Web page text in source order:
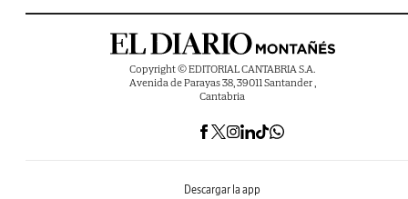
Copyright © EDITORIAL CANTABRIA S.A.
Avenida de Parayas 38, 39011 Santander ,
Cantabria
Descargar la app